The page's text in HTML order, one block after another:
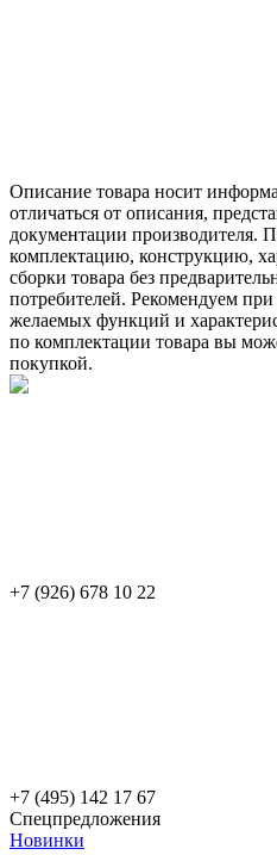
Описание товара носит
отличаться от описания,
документации производителя.
комплектацию, конструкцию,
сборки товара без
потребителей. Рекомендуем
желаемых функций и
по комплектации товара вы
покупкой.
+7 (926) 678 10 22
+7 (495) 142 17 67
Спецпредложения
Новинки